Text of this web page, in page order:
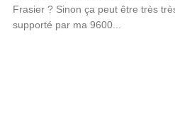
Frasier ? Sinon ça peut être très
supporté par ma 9600...